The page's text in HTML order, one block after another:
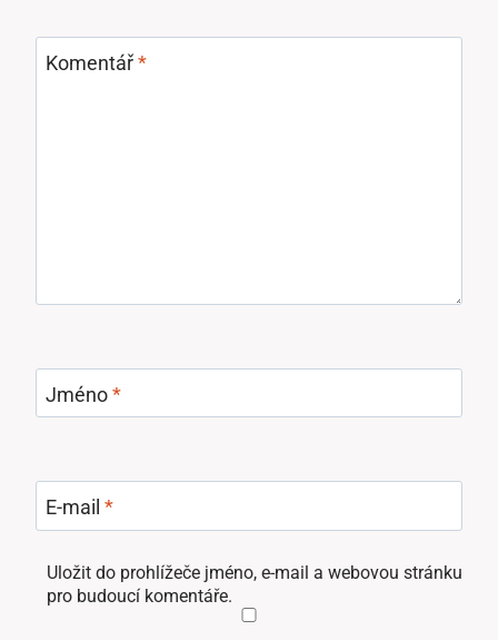
Komentář*
Jméno*
E-mail *
Uložit do prohlížeče jméno, e-mail a webovou stránku
pro budoucí komentáře.